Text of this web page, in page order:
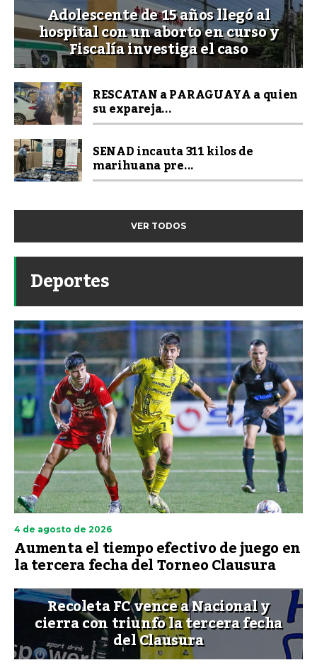
Adolescente de 15 años llegó al
hospital con un aborto en curso y
Fiscalía investiga el caso
RESCATAN a PARAGUAYA a quien
su expareja...
SENAD incauta 311 kilos de
marihuana pre...
VER TODOS
Deportes
4 de agosto de 2026
Aumenta el tiempo efectivo de juego en
la tercera fecha del Torneo Clausura
Recoleta FC vence a Nacional y
cierra con triunfo la tercera fecha
del Clausura